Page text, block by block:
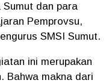
dan para
Pemprovsu,
SMSI Sumut.
ini merupakan
Bahwa makna dari